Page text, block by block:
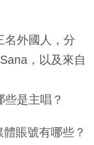
名外國人，分
，以及來自
是主唱？
賬號有哪些？